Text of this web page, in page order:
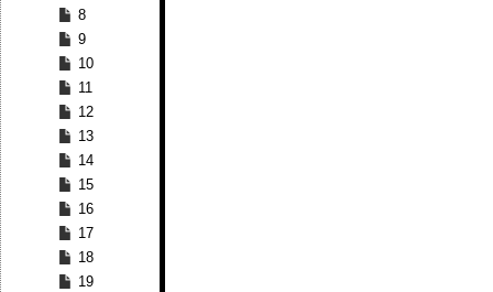
8
9
10
11
12
13
14
15
16
17
18
19